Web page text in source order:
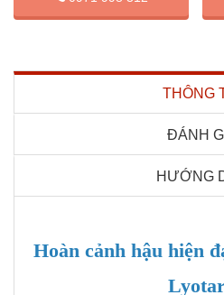
THÔNG
ĐÁNH
HƯỚNG
Hoàn cảnh hậu hiện